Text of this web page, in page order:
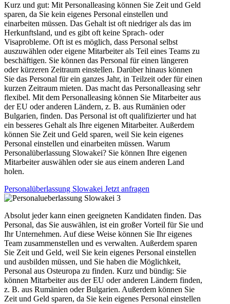
Kurz und gut: Mit Personalleasing können Sie Zeit und Geld
sparen, da Sie kein eigenes Personal einstellen und
einarbeiten müssen. Das Gehalt ist oft niedriger als das im
Herkunftsland, und es gibt oft keine Sprach- oder
Visaprobleme. Oft ist es möglich, dass Personal selbst
auszuwählen oder eigene Mitarbeiter als Teil eines Teams zu
beschäftigen. Sie können das Personal für einen längeren
oder kürzeren Zeitraum einstellen. Darüber hinaus können
Sie das Personal für ein ganzes Jahr, in Teilzeit oder für einen
kurzen Zeitraum mieten. Das macht das Personalleasing sehr
flexibel. Mit dem Personalleasing können Sie Mitarbeiter aus
der EU oder anderen Ländern, z. B. aus Rumänien oder
Bulgarien, finden. Das Personal ist oft qualifizierter und hat
ein besseres Gehalt als Ihre eigenen Mitarbeiter. Außerdem
können Sie Zeit und Geld sparen, weil Sie kein eigenes
Personal einstellen und einarbeiten müssen. Warum
Personalüberlassung Slowakei? Sie können Ihre eigenen
Mitarbeiter auswählen oder sie aus einem anderen Land
holen.
Personalüberlassung Slowakei Jetzt anfragen
Absolut jeder kann einen geeigneten Kandidaten finden. Das
Personal, das Sie auswählen, ist ein großer Vorteil für Sie und
Ihr Unternehmen. Auf diese Weise können Sie Ihr eigenes
Team zusammenstellen und es verwalten. Außerdem sparen
Sie Zeit und Geld, weil Sie kein eigenes Personal einstellen
und ausbilden müssen, und Sie haben die Möglichkeit,
Personal aus Osteuropa zu finden. Kurz und bündig: Sie
können Mitarbeiter aus der EU oder anderen Ländern finden,
z. B. aus Rumänien oder Bulgarien. Außerdem können Sie
Zeit und Geld sparen, da Sie kein eigenes Personal einstellen